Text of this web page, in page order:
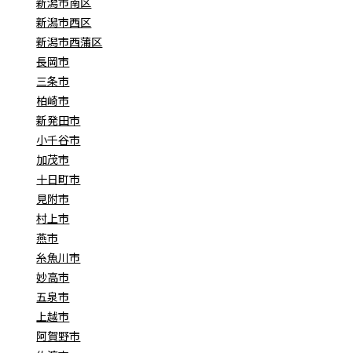
新潟市西区
新潟市西蒲区
長岡市
三条市
柏崎市
新発田市
小千谷市
加茂市
十日町市
見附市
村上市
燕市
糸魚川市
妙高市
五泉市
上越市
阿賀野市